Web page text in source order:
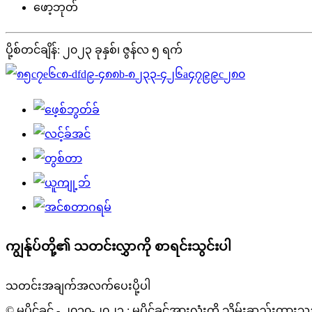
ဖော့ဘုတ်
ပို့စ်တင်ချိန်: ၂၀၂၃ ခုနှစ်၊ ဇွန်လ ၅ ရက်
ကျွန်ုပ်တို့၏ သတင်းလွှာကို စာရင်းသွင်းပါ
သတင်းအချက်အလက်ပေးပို့ပါ